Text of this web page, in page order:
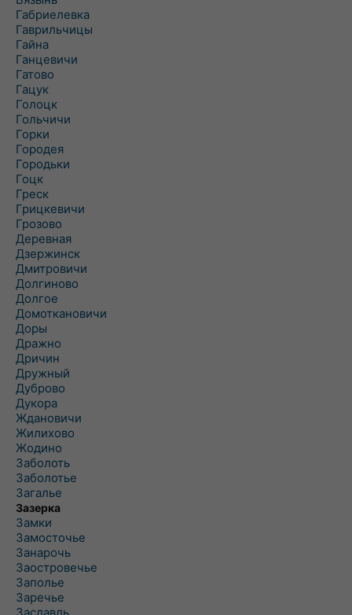
Габриелевка
Гаврильчицы
Гайна
Ганцевичи
Гатово
Гацук
Голоцк
Гольчичи
Горки
Городея
Городьки
Гоцк
Греск
Грицкевичи
Грозово
Деревная
Дзержинск
Дмитровичи
Долгиново
Долгое
Домоткановичи
Доры
Дражно
Дричин
Дружный
Дуброво
Дукора
Ждановичи
Жилихово
Жодино
Заболоть
Заболотье
Загалье
Зазерка
Замки
Замосточье
Занарочь
Заостровечье
Заполье
Заречье